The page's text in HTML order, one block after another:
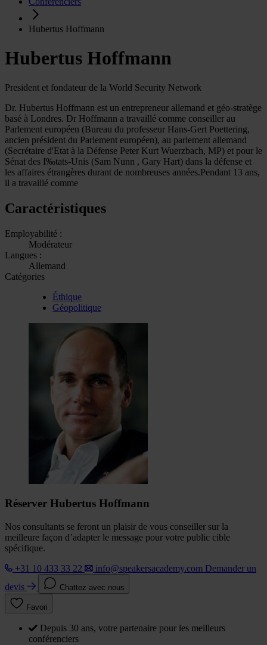
Hubertus Hoffmann
Hubertus Hoffmann
President et fondateur de la World Security Network
Dr. Hubertus Hoffmann est un entrepreneur allemand et géo-stratège
basé à Londres. Dr Hoffmann a travaillé comme conseiller au
Parlement européen (Bureau du professeur Hans-Gert Poettering,
ancien président du Parlement européen), au parlement allemand
(Secrétaire d'Etat à la Défense Peter Kurt Wuerzbach, MP) et pour le
Sénat des I‰tats-Unis (Sam Nunn , Gary Hart) dans la défense et
les affaires étrangères durant de nombreuses années.Pendant 13 ans,
il a travaillé comme
Caractéristiques
Employabilité :
Modérateur
Langues :
Allemand
Catégories
Éthique
Géopolitique
Réserver Hubertus Hoffmann
Nos consultants se feront un plaisir de vous conseiller sur la
meilleure façon d’adapter le message pour votre public cible
spécifique.
+31 10 433 33 22
info@speakersacademy.com Demander un
devis
Chattez avec nous
Favori
Depuis 30 ans, votre partenaire pour les meilleurs
conférenciers